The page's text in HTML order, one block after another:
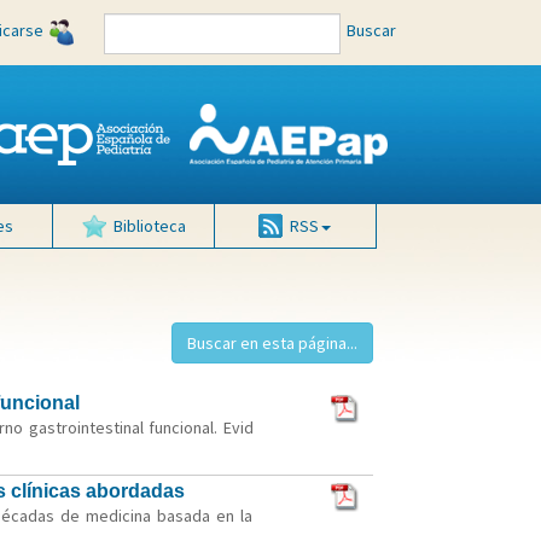
Buscar
Biblioteca RSS
gastrointestinal funcional. Evid
clínicas abordadas
de medicina basada en la